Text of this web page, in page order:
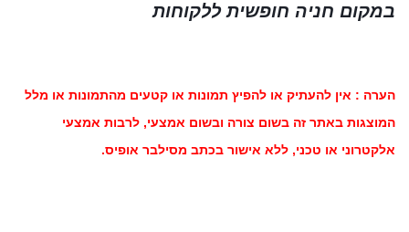
במקום חניה חופשית ללקוחות
הערה : אין להעתיק או להפיץ תמונות או קטעים מהתמונות או מלל
המוצגות באתר זה בשום צורה ובשום אמצעי, לרבות אמצעי
אלקטרוני או טכני, ללא אישור בכתב מסילבר אופיס.